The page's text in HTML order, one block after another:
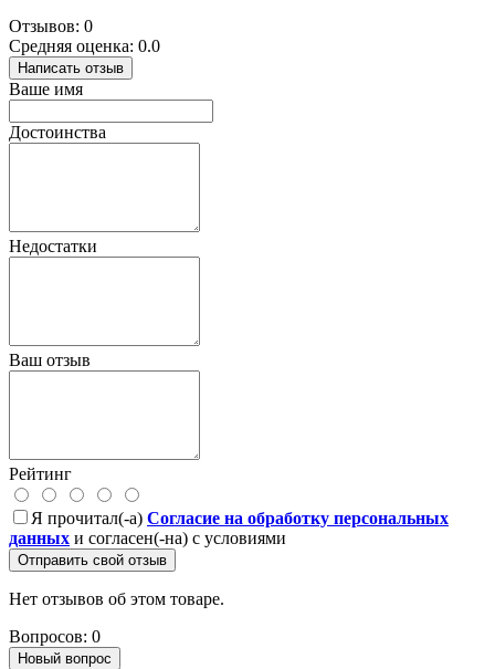
Отзывов: 0
Средняя оценка: 0.0
Написать отзыв
Ваше имя
Достоинства
Недостатки
Ваш отзыв
Рейтинг
Я прочитал(-а) Согласие на обработку персональных
данных и согласен(-на) с условиями
Отправить свой отзыв
Нет отзывов об этом товаре.
Вопросов: 0
Новый вопрос